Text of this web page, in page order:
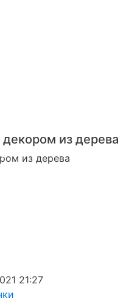
из дерева
из дерева
21:27